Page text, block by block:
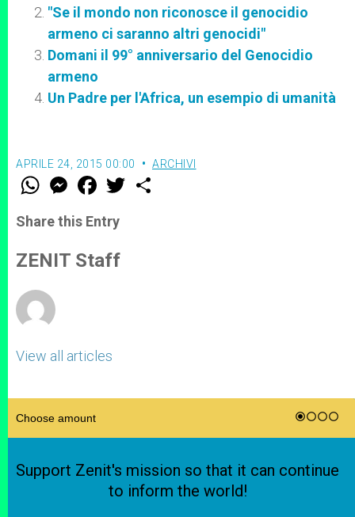
"Se il mondo non riconosce il genocidio
armeno ci saranno altri genocidi"
Domani il 99° anniversario del Genocidio
armeno
Un Padre per l'Africa, un esempio di umanità
APRILE 24, 2015 00:00 ARCHIVI
W
t
s
p
p
M
e
s
e
g
e
F
a
e
b
o
k
w
Share this Entry
ZENIT Staff
View all articles